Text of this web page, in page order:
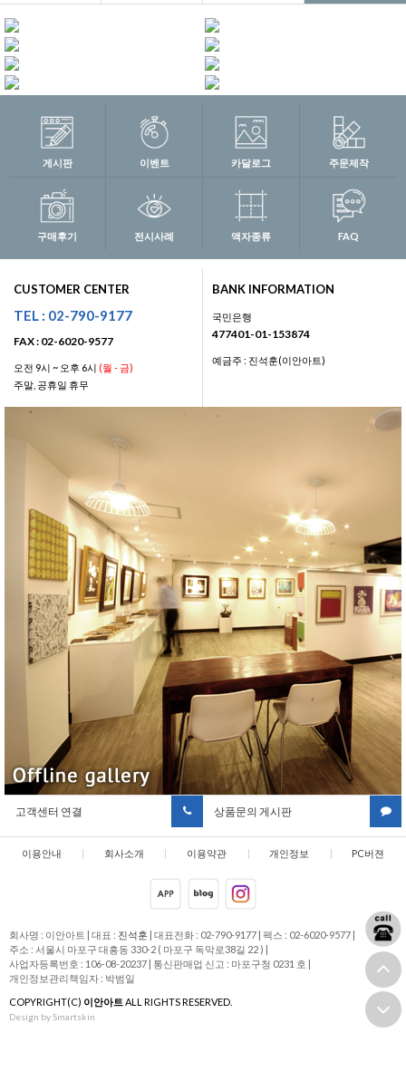
게시판 이벤트 카달로그 주문제작
구매후기 전시사례 액자종류 FAQ
CUSTOMER CENTER
TEL : 02-790-9177
FAX : 02-6020-9577
오전 9시 ~ 오후 6시 (월 - 금)
주말, 공휴일 휴무
BANK INFORMATION
국민은행
477401-01-153874
예금주 : 진석훈(이안아트)
고객센터 연결 상품문의 게시판
이용안내 | 회사소개 | 이용약관 | 개인정보 | PC버젼
회사명 : 이안아트 | 대표 : 진석훈 | 대표전화 : 02-790-9177 | 팩스 : 02-6020-9577 |
주소 : 서울시 마포구 대흥동 330-2 ( 마포구 독막로38길 22 ) |
사업자등록번호 : 106-08-20237 | 통신판매업 신고 : 마포구청 0231 호 |
개인정보관리책임자 : 박범일
COPYRIGHT(C) 이안아트 ALL RIGHTS RESERVED.